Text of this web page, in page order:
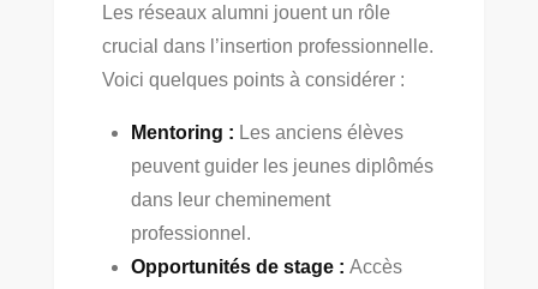
Les réseaux alumni jouent un rôle
crucial dans l’insertion professionnelle.
Voici quelques points à considérer :
Mentoring : Les anciens élèves
peuvent guider les jeunes diplômés
dans leur cheminement
professionnel.
Opportunités de stage : Accès